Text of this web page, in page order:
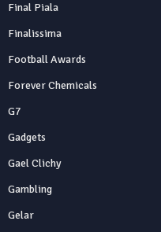
Final Piala
Finalissima
Football Awards
Forever Chemicals
G7
Gadgets
Gael Clichy
Gambling
Gelar